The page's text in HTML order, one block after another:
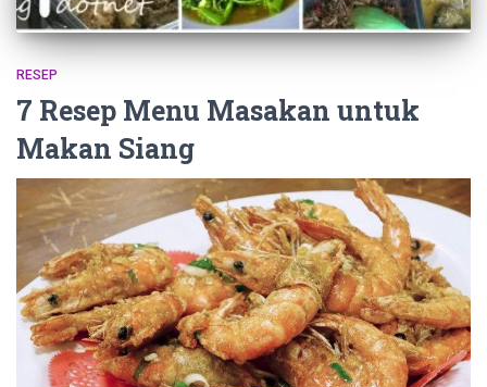
RESEP
7 Resep Menu Masakan untuk
Makan Siang